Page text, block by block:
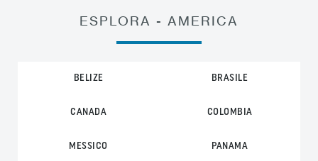
ESPLORA - AMERICA
BELIZE BRASILE
CANADA COLOMBIA
MESSICO PANAMA